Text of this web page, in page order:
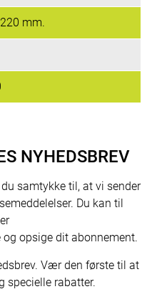
mm.
NYHEDSBREV
samtykke til, at vi sender
Du kan til
opsige dit abonnement.
Vær den første til at
specielle rabatter.